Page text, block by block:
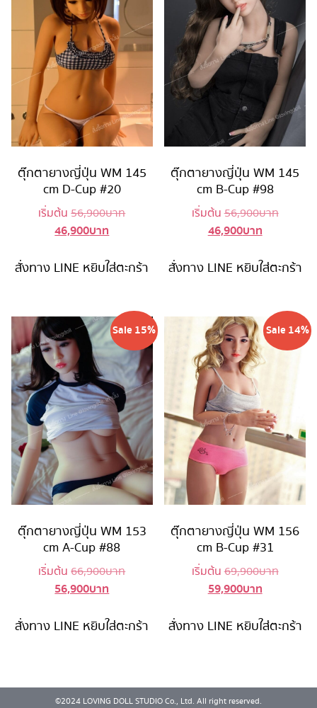
ตุ๊กตายางญี่ปุ่น WM 145
cm D-Cup #20
เริ่มต้น56,900บาทOriginal
56,900 บาท.
46,900บาท
is:
สั่งทาง LINE หยิบใส่ตะกร้า
ตุ๊กตายางญี่ปุ่น WM 145
cm B-Cup #98
เริ่มต้น56,900บาทOriginal
56,900
46,900บาทCurrent
is:
สั่งทาง LINE หยิบใส่ตะกร้า
Sale 15%
ตุ๊กตายางญี่ปุ่น WM 153
cm A-Cup #88
เริ่มต้น66,900บาทOriginal
66,900 บาท.
56,900บาท
is:
สั่งทาง LINE หยิบใส่ตะกร้า
Sale 14%
ตุ๊กตายางญี่ปุ่น WM 156
cm B-Cup #31
เริ่มต้น69,900บาทOriginal
69,900
59,900บาทCurrent
is:
สั่งทาง LINE หยิบใส่ตะกร้า
©2024 LOVING DOLL STUDIO Co., Ltd. All right reserved.